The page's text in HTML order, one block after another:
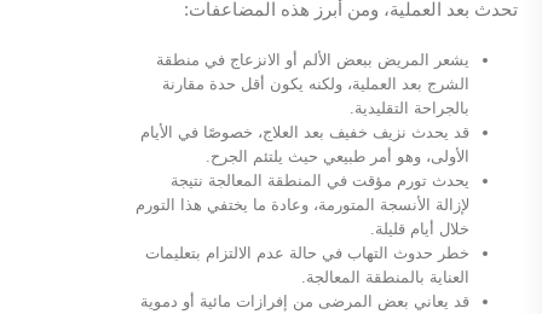
تحدث بعد العملية، ومن أبرز هذه المضاعفات:
يشعر المريض ببعض الألم أو الانزعاج في منطقة
الشرج بعد العملية، ولكنه يكون أقل حدة مقارنة
بالجراحة التقليدية.
قد يحدث نزيف خفيف بعد العلاج، خصوصًا في الأيام
الأولى، وهو أمر طبيعي حيث يلتئم الجرح.
يحدث تورم مؤقت في المنطقة المعالجة نتيجة
لإزالة الأنسجة المتورمة، وعادة ما يختفي هذا التورم
خلال أيام قليلة.
خطر حدوث التهاب في حالة عدم الالتزام بتعليمات
العناية بالمنطقة المعالجة.
قد يعاني بعض المرضى من إفرازات مائية أو دموية